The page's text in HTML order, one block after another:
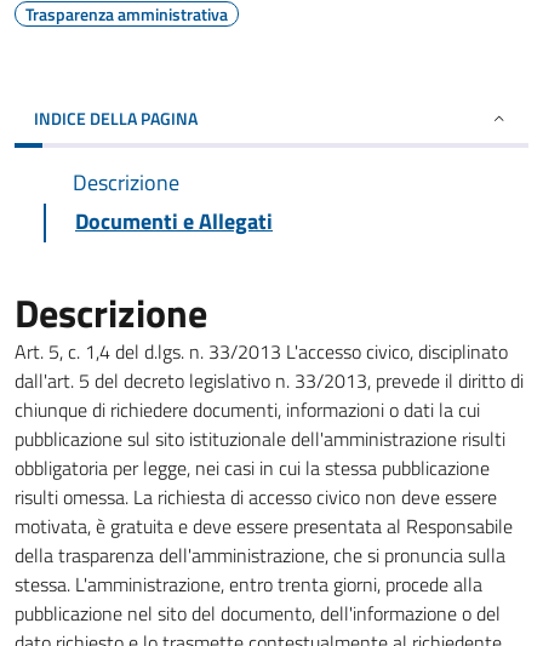
Trasparenza amministrativa
INDICE DELLA PAGINA
Descrizione
Documenti e Allegati
Descrizione
Art. 5, c. 1,4 del d.lgs. n. 33/2013 L'accesso civico, disciplinato
dall'art. 5 del decreto legislativo n. 33/2013, prevede il diritto di
chiunque di richiedere documenti, informazioni o dati la cui
pubblicazione sul sito istituzionale dell'amministrazione risulti
obbligatoria per legge, nei casi in cui la stessa pubblicazione
risulti omessa. La richiesta di accesso civico non deve essere
motivata, è gratuita e deve essere presentata al Responsabile
della trasparenza dell'amministrazione, che si pronuncia sulla
stessa. L'amministrazione, entro trenta giorni, procede alla
pubblicazione nel sito del documento, dell'informazione o del